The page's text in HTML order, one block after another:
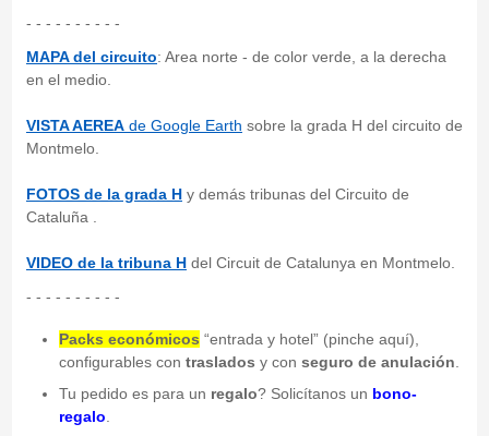
- - - - - - - - - -
MAPA del circuito: Area norte - de color verde, a la derecha
en el medio.
VISTA AEREAde Google Earth sobre la grada H del circuito de
Montmelo.
FOTOS de la grada Hy demás tribunas del Circuito de
Cataluña .
VIDEO de la tribuna Hdel Circuit de Catalunya en Montmelo.
- - - - - - - - - -
Packs económicos “entrada y hotel” (pinche aquí),
configurables con traslados y con seguro de anulación.
Tu pedido es para un regalo? Solicítanos un bono-
regalo.